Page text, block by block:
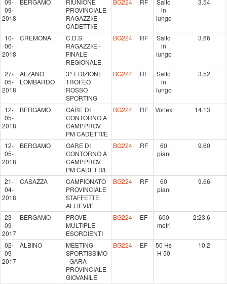
09-
09-
2018
BERGAMO
RIUNIONE
PROVINCIALE
RAGAZZI/E -
CADETTI/E
BG224 RF
Salto
in
lungo
3.54
10-
06-
2018
CREMONA
C.D.S.
RAGAZZI/E -
FINALE
REGIONALE
BG224 RF
Salto
in
lungo
3.66
27-
05-
2018
ALZANO
LOMBARDO
3^ EDIZIONE
TROFEO
ROSSO
SPORTING
BG224 RF
Salto
in
lungo
3.52
12-
05-
2018
BERGAMO
GARE DI
CONTORNO A
CAMP.PROV.
PM CADETTI/E
BG224 RF Vortex 14.13
12-
05-
2018
BERGAMO
GARE DI
CONTORNO A
CAMP.PROV.
PM CADETTI/E
BG224 RF
60
piani
9.60
21-
04-
2018
CASAZZA
CAMPIONATO
PROVINCIALE
STAFFETTE
ALLIEVI/E
BG224 RF
60
piani
9.66
23-
09-
2017
BERGAMO
PROVE
MULTIPLE
ESORDIENTI
BG224 EF
600
metri
2:23.6
02-
09-
2017
ALBINO
MEETING
SPORTISSIMO
- GARA
PROVINCIALE
GIOVANILE
BG224 EF
50 Hs
H 50
10.2